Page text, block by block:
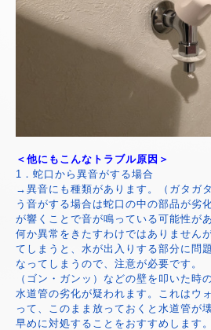
＜他にもこんなトラブル原因＞
1．蛇口から異音がする場合
→異音にも種類があります。（ガタガ
う音がする場合は蛇口の中の部品が劣
が響くことで音が鳴っている可能性が
何か異常をきたすわけではありません
てしまうと、水が出入りする部分に問
なってしまうので、注意が必要です。
（ゴン・ガンッ）などの壁を叩いた時
水道管の劣化が疑われます。これはウ
って、このまま放っておくと水道管が
早めに対処することをおすすめします。